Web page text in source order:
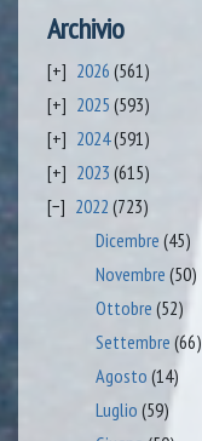
Archivio
2026 (561)
2025 (593)
2024(591)
2023 (615)
2022 (723)
Dicembre (45)
Novembre (50)
Ottobre (52)
Settembre (66)
Agosto (14)
Luglio (59)